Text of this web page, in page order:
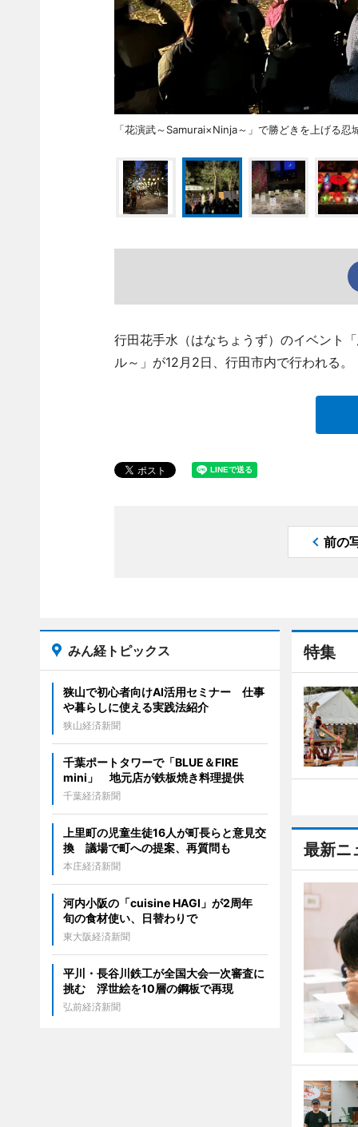
「花演武～Samurai×Ninja～」で勝どきを上げる
行田花手水（はなちょうず）のイベント
ル～」が12月2日、行田市内で行われる。
前の
特集
最新ニ
みん経トピックス
狭山で初心者向けAI活用セミナー 仕事
や暮らしに使える実践法紹介
狭山経済新聞
千葉ポートタワーで「BLUE＆FIRE
mini」 地元店が鉄板焼き料理提供
千葉経済新聞
上里町の児童生徒16人が町長らと意見交
換 議場で町への提案、再質問も
本庄経済新聞
河内小阪の「cuisine HAGI」が2周年
旬の食材使い、日替わりで
東大阪経済新聞
平川・長谷川鉄工が全国大会一次審査に
挑む 浮世絵を10層の鋼板で再現
弘前経済新聞